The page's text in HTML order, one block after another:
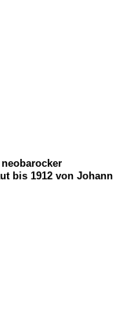
bis 1912 von Johann